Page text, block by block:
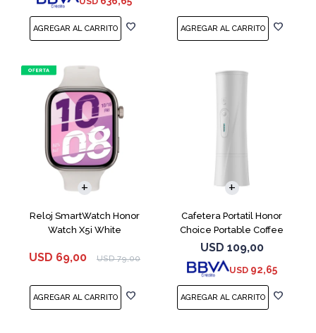
Reloj SmartWatch Honor
Watch X5i White
USD 69,00 USD 79,00
Cafetera Portatil Honor
Choice Portable Coffee
Machine White
USD 109,00
USD 92,65